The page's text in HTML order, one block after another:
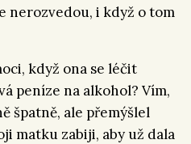
nerozvedou, i když o tom
když ona se léčit
peníze na alkohol? Vím,
špatně, ale přemýšlel
matku zabiji, aby už dala